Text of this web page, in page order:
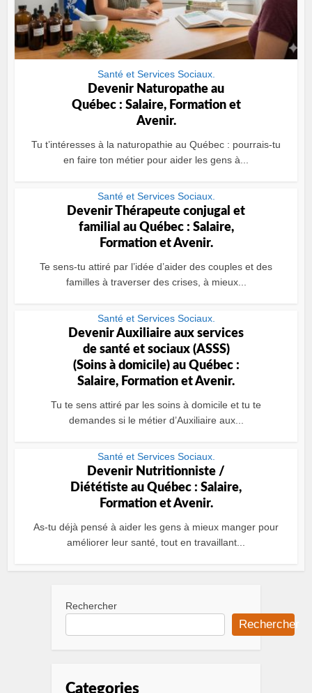
Santé et Services Sociaux.
Devenir Naturopathe au
Québec : Salaire, Formation et
Avenir.
Tu t’intéresses à la naturopathie au Québec : pourrais-tu
en faire ton métier pour aider les gens à...
Santé et Services Sociaux.
Devenir Thérapeute conjugal et
familial au Québec : Salaire,
Formation et Avenir.
Te sens-tu attiré par l’idée d’aider des couples et des
familles à traverser des crises, à mieux...
Santé et Services Sociaux.
Devenir Auxiliaire aux services
de santé et sociaux (ASSS)
(Soins à domicile) au Québec :
Salaire, Formation et Avenir.
Tu te sens attiré par les soins à domicile et tu te
demandes si le métier d’Auxiliaire aux...
Santé et Services Sociaux.
Devenir Nutritionniste /
Diététiste au Québec : Salaire,
Formation et Avenir.
As-tu déjà pensé à aider les gens à mieux manger pour
améliorer leur santé, tout en travaillant...
Rechercher
Rechercher
Categories